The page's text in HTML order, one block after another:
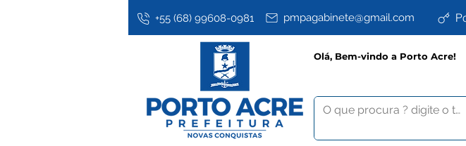
+55 (68) 99608-0981 pmpagabinete@gmail.com
Olá, Bem-vindo a Porto Acre!